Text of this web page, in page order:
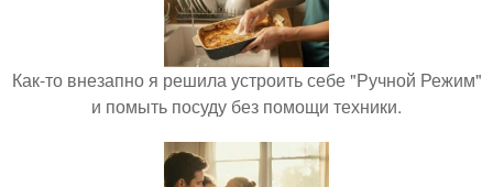
Как-то внезапно я решила устроить себе "Ручной Режим"
и помыть посуду без помощи техники.